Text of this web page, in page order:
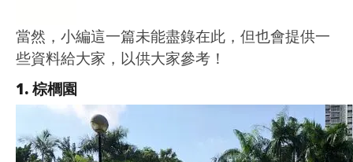
當然，小編這一篇未能盡錄在此，但也會提供一
些資料給大家，以供大家參考！
1. 棕櫚園